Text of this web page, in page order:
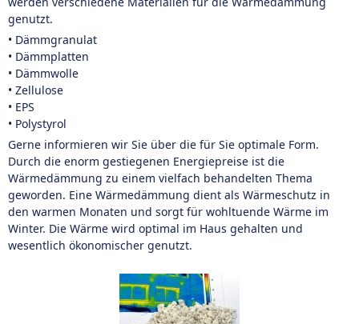
genutzt.
• Dämmgranulat
• Dämmplatten
• Dämmwolle
• Zellulose
• EPS
• Polystyrol
Gerne informieren wir Sie über die für Sie optimale Form.
Durch die enorm gestiegenen Energiepreise ist die
Wärmedämmung zu einem vielfach behandelten Thema
geworden. Eine Wärmedämmung dient als Wärmeschutz in
den warmen Monaten und sorgt für wohltuende Wärme im
Winter. Die Wärme wird optimal im Haus gehalten und
wesentlich ökonomischer genutzt.